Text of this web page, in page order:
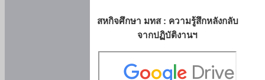
สหกิจศึกษา มทส : ความรู้สึกหลังกลับ
จากปฏิบัติงานฯ